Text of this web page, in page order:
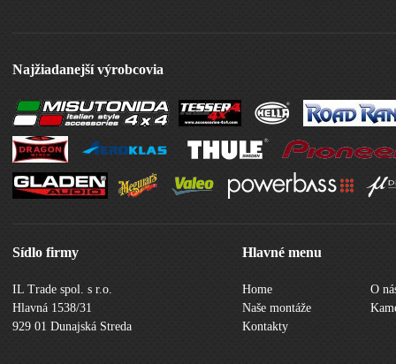
Najžiadanejší výrobcovia
Sídlo firmy
IL Trade spol. s r.o.
Hlavná 1538/31
929 01 Dunajská Streda
Hlavné menu
Home
O
Naše montáže
Kontakty